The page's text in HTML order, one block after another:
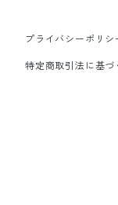
プライバシーポリシ
特定商取引法に基づ